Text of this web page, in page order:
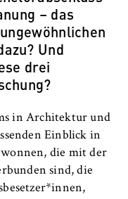
– das
Und
drei
in Architektur und
Einblick in
die mit der
sind, die